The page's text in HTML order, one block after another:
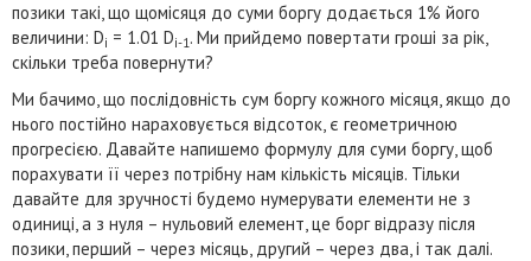
позики такі, що щомісяця до суми боргу додається 1% його
величини: Di = 1.01 Di-1. Ми прийдемо повертати гроші за рік,
скільки треба повернути?
Ми бачимо, що послідовність сум боргу кожного місяця, якщо до
нього постійно нараховується відсоток, є геометричною
прогресією. Давайте напишемо формулу для суми боргу, щоб
порахувати її через потрібну нам кількість місяців. Тільки
давайте для зручності будемо нумерувати елементи не з
одиниці, а з нуля – нульовий елемент, це борг відразу після
позики, перший – через місяць, другий – через два, і так далі.